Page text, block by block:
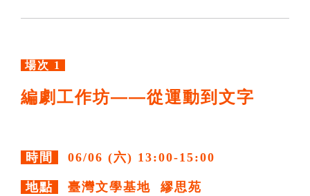
場次 1
編劇工作坊——從運動到文字
時間 06/06 (六) 13:00-15:00
地點 臺灣文學基地 繆思苑